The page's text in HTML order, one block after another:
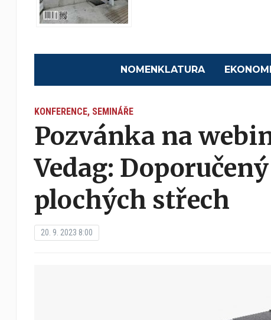
NOMENKLATURA
KONFERENCE, SEMINÁŘE
Pozvánka na
Vedag:
plochých střech
20. 9. 2023 8:00